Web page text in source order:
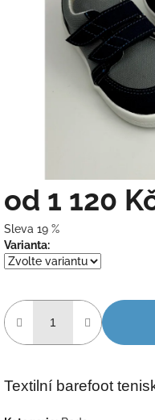
od 1 120
Sleva 19 %
Měrná
cena:
Varianta:
Textilní barefoot